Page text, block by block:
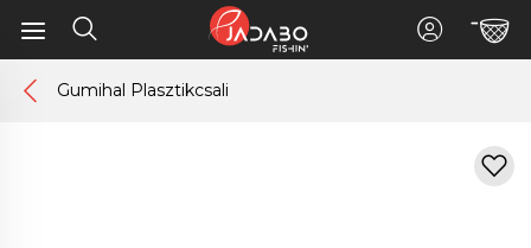
Gumihal Plasztikcsali